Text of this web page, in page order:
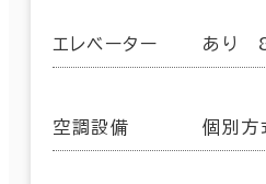
エレベーター あり
空調設備 個別方